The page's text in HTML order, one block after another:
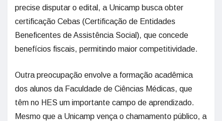
precise disputar o edital, a Unicamp busca obter
certificação Cebas (Certificação de Entidades
Beneficentes de Assistência Social), que concede
benefícios fiscais, permitindo maior competitividade.
Outra preocupação envolve a formação acadêmica
dos alunos da Faculdade de Ciências Médicas, que
têm no HES um importante campo de aprendizado.
Mesmo que a Unicamp vença o chamamento público, a